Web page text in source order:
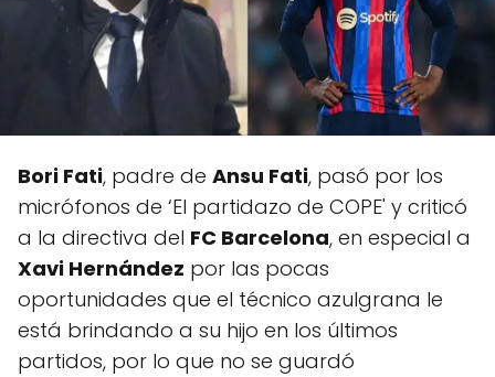
Bori Fati, padre de Ansu Fati, pasó por los
micrófonos de ‘El partidazo de COPE' y criticó
a la directiva del FC Barcelona, en especial a
Xavi Hernández por las pocas
oportunidades que el técnico azulgrana le
está brindando a su hijo en los últimos
partidos, por lo que no se guardó